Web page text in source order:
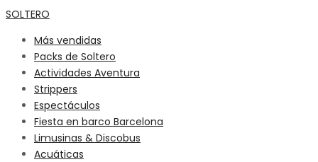
SOLTERO
Más vendidas
Packs de Soltero
Actividades Aventura
Strippers
Espectáculos
Fiesta en barco Barcelona
Limusinas & Discobus
Acuáticas